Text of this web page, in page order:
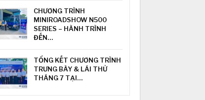
CHƯƠNG TRÌNH
MINIROADSHOW N500
SERIES – HÀNH TRÌNH
ĐẾN…
TỔNG KẾT CHƯƠNG TRÌNH
TRƯNG BÀY & LÁI THỬ
THÁNG 7 TẠI…